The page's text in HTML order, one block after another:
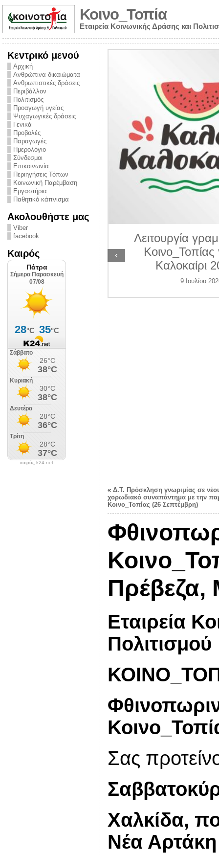
Κοινο_Τοπία
Εταιρεία Κοινωνικής Δράσης και
Κεντρικό μενού
Αρχική
Ανθρώπινα δικαιώματα
Ανθρωπιστικές δράσεις
Περιβάλλον
Πολιτισμός
Προαγωγή υγείας
Ψυχαγωγικές δράσεις
Γενικά
Προβολές
Παραγωγές
Ημερολόγιο
Σύνδεσμοι
Επικοινωνία
Περιηγήσεις Τόπων
Κοινωνική Παρέμβαση
Εργαστήρια
Παθητικό κάπνισμα
Ακολουθήστε μας
Viber
facebook
Καιρός
καιρός k24.net
από την
την ημέρα
και
στο
2026
Λειτουργία
Κοινο_Τοπίας
Καλοκαίρι
9 Ιουλίου
‹
« Δ.Τ. Πρόσκληση γνωριμίας σε
χορωδιακό συναπάντημα με την
Κοινο_Τοπίας (26 Σεπτέμβρη)
Πρέβεζα,
Εταιρεία
Πολιτισμού
Σας
Χαλκίδα,
Νέα Αρτάκη